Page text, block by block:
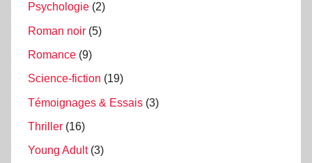
Psychologie (2)
Roman noir (5)
Romance (9)
Science-fiction (19)
Témoignages & Essais (3)
Thriller (16)
Young Adult(3)